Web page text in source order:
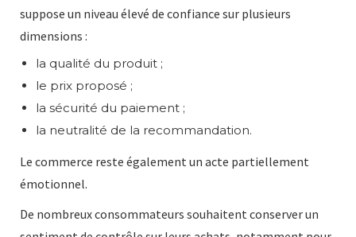
suppose un niveau élevé de confiance sur plusieurs
dimensions :
la qualité du produit ;
le prix proposé ;
la sécurité du paiement ;
la neutralité de la recommandation.
Le commerce reste également un acte partiellement
émotionnel.
De nombreux consommateurs souhaitent conserver un